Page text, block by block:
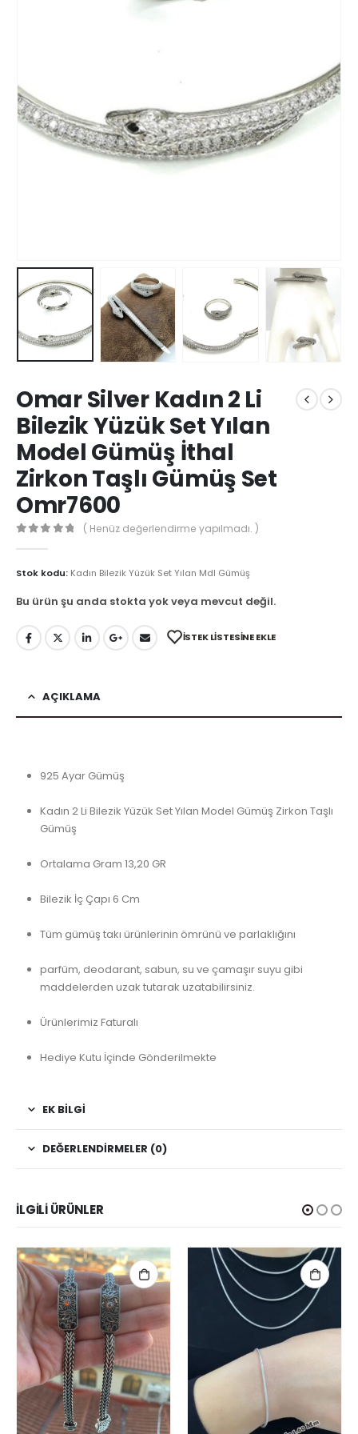
Omar Silver Kadın 2 Li
Bilezik Yüzük Set Yılan
Model Gümüş İthal
Zirkon Taşlı Gümüş Set
Omr7600
( Henüz değerlendirme yapılmadı. )
Stok kodu: Kadın Bilezik Yüzük Set Yılan Mdl Gümüş
Bu ürün şu anda stokta yok veya mevcut değil.
İSTEK LISTESINE EKLE
AÇIKLAMA
925 Ayar Gümüş
Kadın 2 Li Bilezik Yüzük Set Yılan Model Gümüş Zirkon Taşlı
Gümüş
Ortalama Gram 13,20 GR
Bilezik İç Çapı 6 Cm
Tüm gümüş takı ürünlerinin ömrünü ve parlaklığını
parfüm, deodarant, sabun, su ve çamaşır suyu gibi
maddelerden uzak tutarak uzatabilirsiniz.
Ürünlerimiz Faturalı
Hediye Kutu İçinde Gönderilmekte
EK BILGI
DEĞERLENDIRMELER (0)
İLGILI ÜRÜNLER